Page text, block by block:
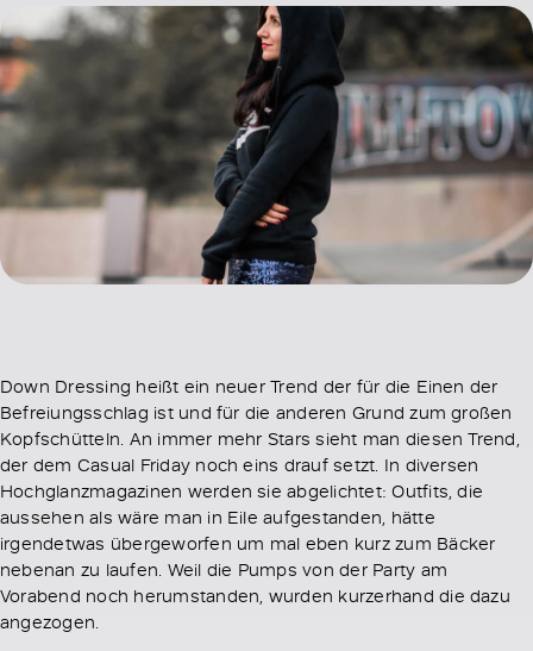
Down Dressing heißt ein neuer Trend der für die Einen der
Befreiungsschlag ist und für die anderen Grund zum großen
Kopfschütteln. An immer mehr Stars sieht man diesen Trend,
der dem Casual Friday noch eins drauf setzt. In diversen
Hochglanzmagazinen werden sie abgelichtet: Outfits, die
aussehen als wäre man in Eile aufgestanden, hätte
irgendetwas übergeworfen um mal eben kurz zum Bäcker
nebenan zu laufen. Weil die Pumps von der Party am
Vorabend noch herumstanden, wurden kurzerhand die dazu
angezogen.